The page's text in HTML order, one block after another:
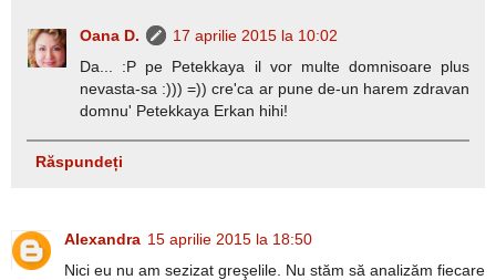
Oana D.
17 aprilie 2015 la 10:02
Da... :P pe Petekkaya il vor multe domnisoare plus
nevasta-sa :))) =)) cre'ca ar pune de-un harem zdravan
domnu' Petekkaya Erkan hihi!
Răspundeți
Alexandra 15 aprilie 2015 la 18:50
Nici eu nu am sezizat greşelile. Nu stăm să analizăm fiecare